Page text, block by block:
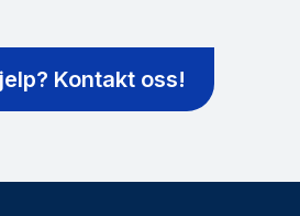
Kontakt oss!